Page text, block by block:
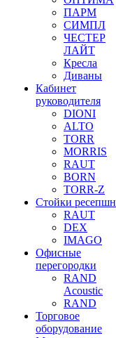
ПАРМ
СИМПЛ
ЧЕСТЕР
ЛАЙТ
Кресла
Диваны
Кабинет
руководителя
DIONI
ALTO
TORR
MORRIS
RAUT
BORN
TORR-Z
Стойки ресепшн
RAUT
DEX
IMAGO
Офисные
перегородки
RAND
Acoustic
RAND
Торговое
оборудование